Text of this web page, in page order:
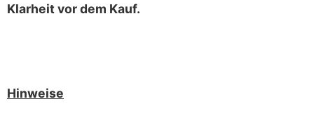
Klarheit vor dem Kauf.
Hinweise